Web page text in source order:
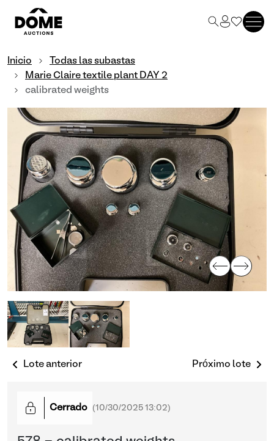
Inicio
Todas las subastas
Marie Claire textile plant DAY 2
calibrated weights
Lote anterior Próximo lote
Cerrado (10/30/2025 13:02)